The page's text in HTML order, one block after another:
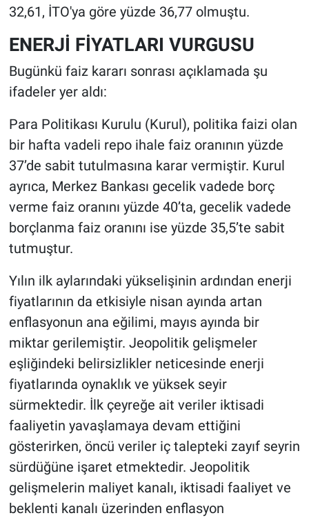
32,61, İTO'ya göre yüzde 36,77 olmuştu.
ENERJİ FİYATLARI VURGUSU
Bugünkü faiz kararı sonrası açıklamada şu
ifadeler yer aldı:
Para Politikası Kurulu (Kurul), politika faizi olan
bir hafta vadeli repo ihale faiz oranının yüzde
37’de sabit tutulmasına karar vermiştir. Kurul
ayrıca, Merkez Bankası gecelik vadede borç
verme faiz oranını yüzde 40’ta, gecelik vadede
borçlanma faiz oranını ise yüzde 35,5’te sabit
tutmuştur.
Yılın ilk aylarındaki yükselişinin ardından enerji
fiyatlarının da etkisiyle nisan ayında artan
enflasyonun ana eğilimi, mayıs ayında bir
miktar gerilemiştir. Jeopolitik gelişmeler
eşliğindeki belirsizlikler neticesinde enerji
fiyatlarında oynaklık ve yüksek seyir
sürmektedir. İlk çeyreğe ait veriler iktisadi
faaliyetin yavaşlamaya devam ettiğini
gösterirken, öncü veriler iç talepteki zayıf seyrin
sürdüğüne işaret etmektedir. Jeopolitik
gelişmelerin maliyet kanalı, iktisadi faaliyet ve
beklenti kanalı üzerinden enflasyon